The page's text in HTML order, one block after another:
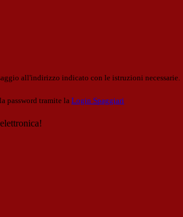
all'indirizzo indicato con le istruzioni necessarie.
password tramite la Login Spaggiari